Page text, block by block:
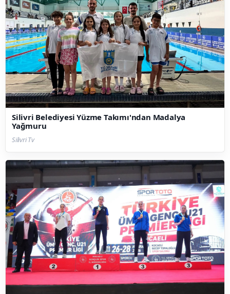
Silivri Belediyesi Yüzme Takımı'ndan Madalya
Yağmuru
Silivri Tv